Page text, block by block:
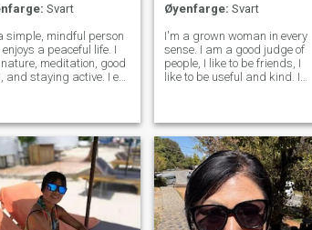
Svart
simple, mindful person
enjoys a peaceful life. I
nature, meditation, good
and staying active. I eat
to foreigners and really
the real conne
Øyenfarge: Svart
I'm a grown woman in every
sense. I am a good judge of
people, I like to be friends, I
like to be useful and kind. I
joie de vivre in people most of
all, I app